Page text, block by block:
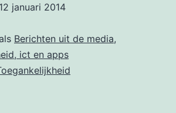
12 januari 2014
Berichten uit de media,
ict en apps